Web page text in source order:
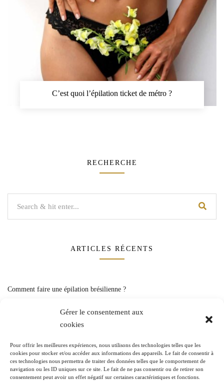
Gérer le consentement aux
cookies
Pour offrir les meilleures expériences, nous utilisons des technologies telles que les
cookies pour stocker et/ou accéder aux informations des appareils. Le fait de consentir à
ces technologies nous permettra de traiter des données telles que le comportement de
navigation ou les ID uniques sur ce site. Le fait de ne pas consentir ou de retirer son
consentement peut avoir un effet négatif sur certaines caractéristiques et fonctions.
C’est quoi l’épilation ticket de métro ?
RECHERCHE
ARTICLES RÉCENTS
Comment faire une épilation brésilienne ?
Qu’est-ce que l’épilation par électrolyse ?
Beurre de mangue dans les cheveux : quels sont les bienfaits ?
Comment appliquer de l’autobronzant sans gant ?